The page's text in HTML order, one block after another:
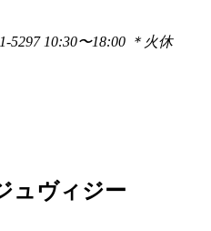
5297 10:30〜18:00 ＊火休
ュヴィジー